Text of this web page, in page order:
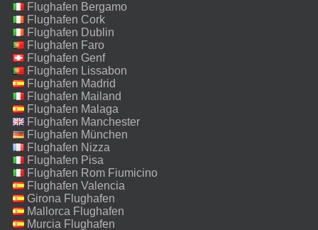
Flughafen Bergamo
Flughafen Cork
Flughafen Dublin
Flughafen Faro
Flughafen Genf
Flughafen Lissabon
Flughafen Madrid
Flughafen Mailand
Malpensa
Flughafen Malaga
Flughafen Manchester
Flughafen München
Flughafen Nizza
Flughafen Pisa
Flughafen Rom Fiumicino
Flughafen Valencia
Girona Flughafen
Mallorca Flughafen
Murcia Flughafen